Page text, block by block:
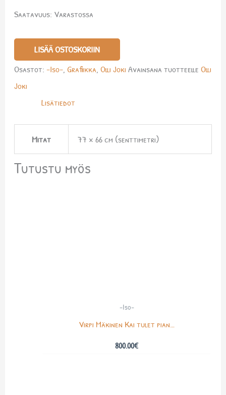
Saatavuus: Varastossa
LISÄÄ OSTOSKORIIN
Osastot: -Iso-, Grafiikka, Olli Joki Avainsana tuotteelle Olli
Joki
Lisätiedot
Mitat 77 × 66 cm (senttimetri)
Tutustu myös
-Iso-
Virpi Mäkinen Kai tulet pian…
800.00€